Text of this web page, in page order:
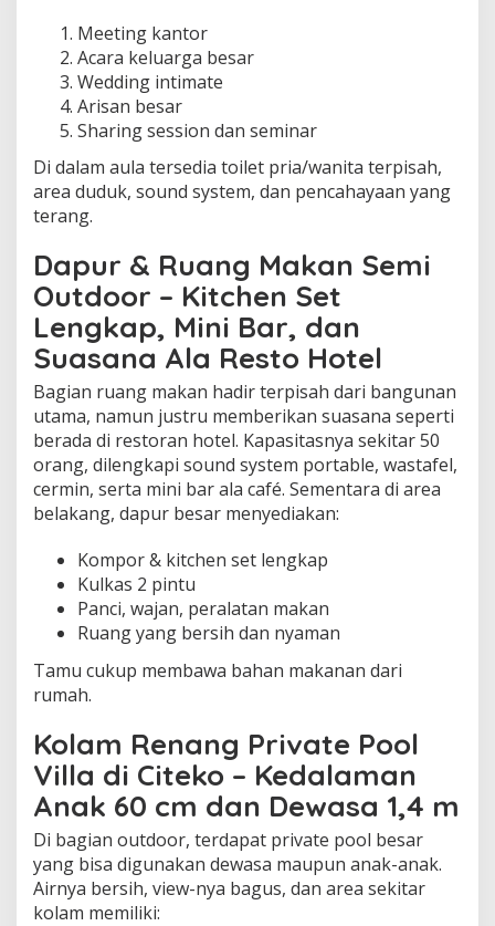
Meeting kantor
Acara keluarga besar
Wedding intimate
Arisan besar
Sharing session dan seminar
Di dalam aula tersedia toilet pria/wanita terpisah,
area duduk, sound system, dan pencahayaan yang
terang.
Dapur & Ruang Makan Semi
Outdoor – Kitchen Set
Lengkap, Mini Bar, dan
Suasana Ala Resto Hotel
Bagian ruang makan hadir terpisah dari bangunan
utama, namun justru memberikan suasana seperti
berada di restoran hotel. Kapasitasnya sekitar 50
orang, dilengkapi sound system portable, wastafel,
cermin, serta mini bar ala café. Sementara di area
belakang, dapur besar menyediakan:
Kompor & kitchen set lengkap
Kulkas 2 pintu
Panci, wajan, peralatan makan
Ruang yang bersih dan nyaman
Tamu cukup membawa bahan makanan dari
rumah.
Kolam Renang Private Pool
Villa di Citeko – Kedalaman
Anak 60 cm dan Dewasa 1,4 m
Di bagian outdoor, terdapat private pool besar
yang bisa digunakan dewasa maupun anak-anak.
Airnya bersih, view-nya bagus, dan area sekitar
kolam memiliki: